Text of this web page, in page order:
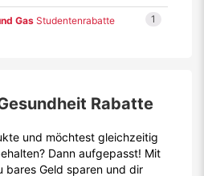
Gas Studentenrabatte 1
Rabatte
und möchtest gleichzeitig
Dann aufgepasst! Mit
bares Geld sparen und dir